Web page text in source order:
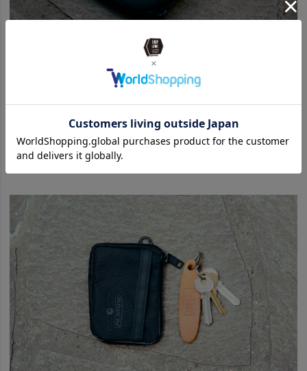
そんな容量十分なポーチをさらに活かすのがコインケース。普段、長財
布や大きい財布を使っている方はこの際レジャー用にコインケースを持
ってみてはどうでしょう。
L字ジップが大きく開いて中の小銭が探しやすく、折り畳んだお札も出
し入れスムーズ。外のカードポケットにはICカードやクレジットが4枚
ほど入るので、なんなら普段使いでも十分かも。